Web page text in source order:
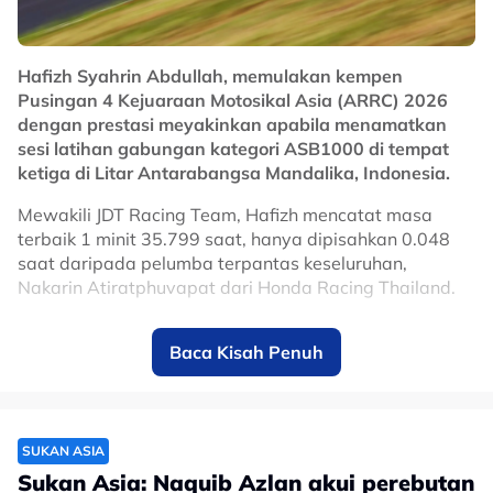
Hafizh Syahrin Abdullah, memulakan kempen
Pusingan 4 Kejuaraan Motosikal Asia (ARRC) 2026
dengan prestasi meyakinkan apabila menamatkan
sesi latihan gabungan kategori ASB1000 di tempat
ketiga di Litar Antarabangsa Mandalika, Indonesia.
Mewakili JDT Racing Team, Hafizh mencatat masa
terbaik 1 minit 35.799 saat, hanya dipisahkan 0.048
saat daripada pelumba terpantas keseluruhan,
Nakarin Atiratphuvapat dari Honda Racing Thailand.
Nakarin mengungguli carta dengan catatan 1:35.751
saat, manakala Keito Abe dari SDG HARC-PRO Honda
Philippines berada di kedudukan kedua menerusi masa
Hafizh memulakan hari dengan cukup cemerlang
apabila muncul pelumba terpantas dalam sesi latihan
Baca Kisah Penuh
SUKAN ASIA
Sukan Asia: Naquib Azlan akui perebutan